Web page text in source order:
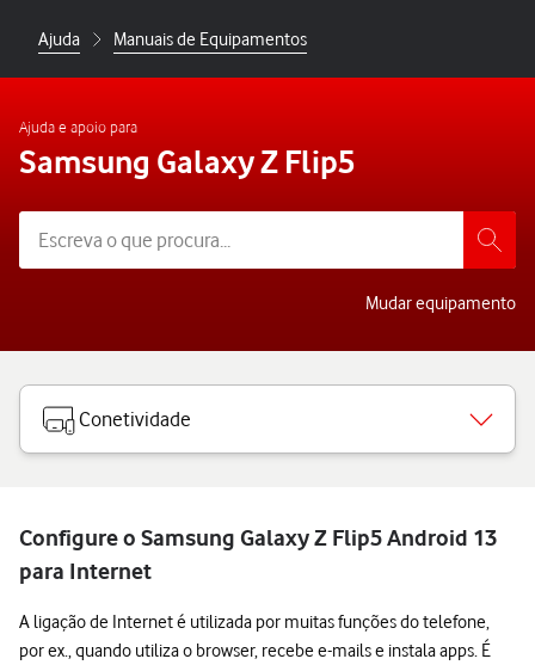
Ajuda Manuais de Equipamentos
Ajuda e apoio para
Samsung Galaxy Z Flip5
Mudar equipamento
Conetividade
Configure o Samsung Galaxy Z Flip5 Android 13
para Internet
A ligação de Internet é utilizada por muitas funções do telefone,
por ex., quando utiliza o browser, recebe e-mails e instala apps. É